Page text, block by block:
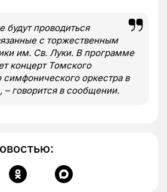
будут проводиться
с торжественным
им. Св. Луки. В программе
концерт Томского
оркестра в
– говорится в сообщении.